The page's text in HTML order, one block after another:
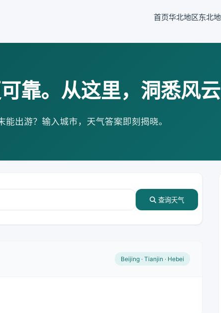
首页华北地区东北
靠。从这里，洞悉风云
能出游？输入城市，天气答案即刻揭晓。
查询天气
Beijing · Tianjin · Hebei